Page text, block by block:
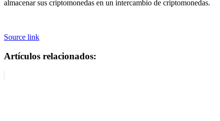
almacenar sus criptomonedas en un intercambio de criptomonedas.
Source link
Artículos relacionados: